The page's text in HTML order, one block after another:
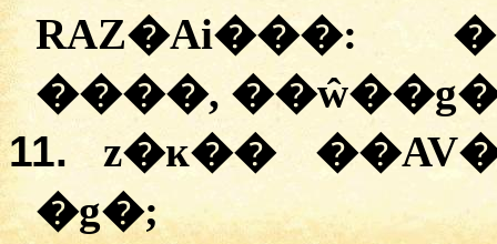
RAZ�Ai���: �
����, �
11.
z�ĸ���
�g�;